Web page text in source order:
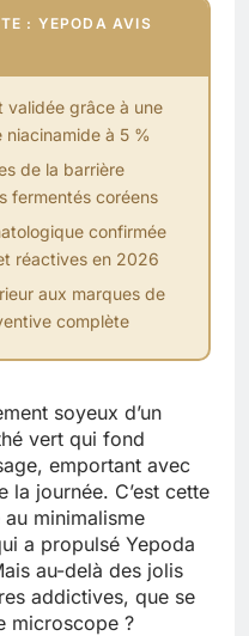
: YEPODA AVIS
validée grâce à une
à 5 %
de la barrière
fermentés coréens
confirmée
réactives en 2026
aux marques de
complète
soyeux d’un
vert qui fond
emportant avec
la journée. C’est cette
minimalisme
a propulsé Yepoda
au-delà des jolis
addictives, que se
microscope ?